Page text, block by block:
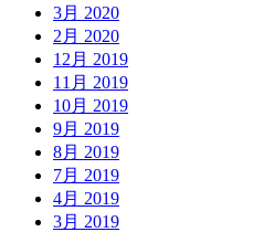
3月 2020
2月 2020
12月 2019
11月 2019
10月 2019
9月 2019
8月 2019
7月 2019
4月 2019
3月 2019